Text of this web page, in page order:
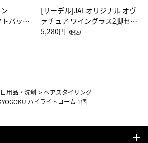
バッグ
）ス
[リーデル]JALオリジナル オヴ
ァチュア ワイングラス2脚セッ
ト（レッドワイン）
5,280円 （税込）
日用品・洗剤 > ヘアスタイリング
ハイライトコーム 1個